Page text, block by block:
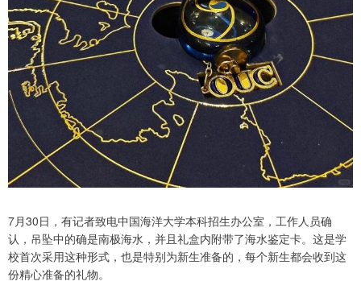
7月30日，有记者致电中国海洋大学本科招生办公室，工作人员确
认，吊坠中的确是南极海水，并且礼盒内附带了海水鉴定卡。这是学
校首次采用这种形式，也是特别为新生准备的，每个新生都会收到这
份精心准备的礼物。